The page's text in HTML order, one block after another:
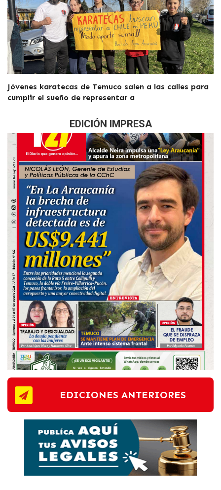
Jóvenes karatecas de Temuco salen a las calles para
cumplir el sueño de representar a
EDICIÓN IMPRESA
EDICIONES ANTERIORES